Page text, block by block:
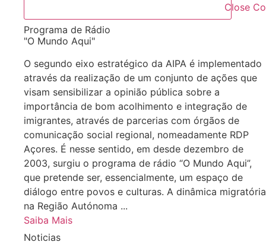
Close
Programa de Rádio
"O Mundo Aqui"
O segundo eixo estratégico da AIPA é implementado
através da realização de um conjunto de ações que
visam sensibilizar a opinião pública sobre a
importância de bom acolhimento e integração de
imigrantes, através de parcerias com órgãos de
comunicação social regional, nomeadamente RDP
Açores. É nesse sentido, em desde dezembro de
2003, surgiu o programa de rádio “O Mundo Aqui”,
que pretende ser, essencialmente, um espaço de
diálogo entre povos e culturas. A dinâmica migratória
na Região Autónoma ...
Saiba Mais
Noticias